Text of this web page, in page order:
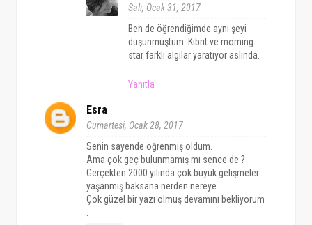
Salı, Ocak 31, 2017
Ben de öğrendiğimde aynı şeyi
düşünmüştüm. Kibrit ve morning
star farklı algılar yaratıyor aslında.
Yanıtla
Esra
Cumartesi, Ocak 28, 2017
Senin sayende öğrenmiş oldum.
Ama çok geç bulunmamış mı sence de ?
Gerçekten 2000 yılında çok büyük gelişmeler
yaşanmış baksana nerden nereye ...
Çok güzel bir yazı olmuş devamını bekliyorum